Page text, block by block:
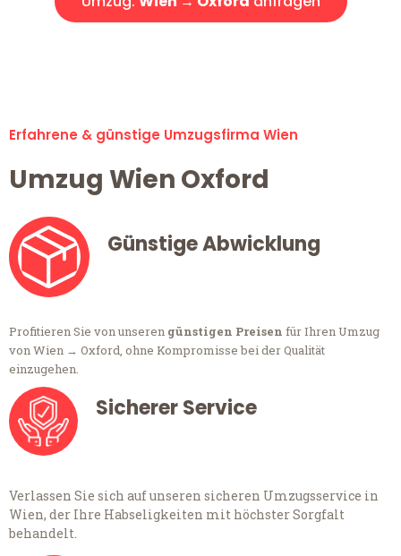
Erfahrene & günstige Umzugsfirma Wien
Umzug Wien Oxford
Günstige Abwicklung
Profitieren Sie von unseren günstigen Preisen für Ihren Umzug
von Wien → Oxford, ohne Kompromisse bei der Qualität
einzugehen.
Sicherer Service
Verlassen Sie sich auf unseren sicheren Umzugsservice in
Wien, der Ihre Habseligkeiten mit höchster Sorgfalt
behandelt.